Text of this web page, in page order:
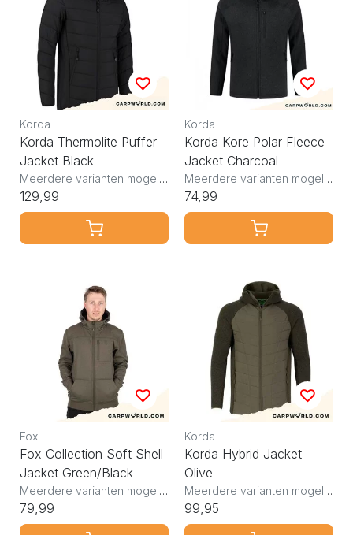
Korda
Korda Thermolite Puffer
Jacket Black
Meerdere varianten mogelijk
129,99
Korda
Korda Kore Polar Fleece
Jacket Charcoal
Meerdere varianten mogelijk
74,99
Fox
Fox Collection Soft Shell
Jacket Green/Black
Meerdere varianten mogelijk
79,99
Korda
Korda Hybrid Jacket
Olive
Meerdere varianten mogelijk
99,95